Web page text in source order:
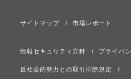
サイトマップ 市場レポート
情報セキュリティ方針 プライバ
反社会的勢力との取引排除規定